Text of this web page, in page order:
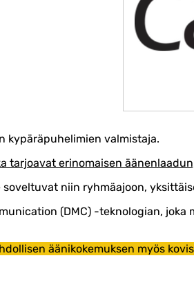
kypäräpuhelimien valmistaja.
erinomaisen
niin ryhmäajoon,
(DMC) -teknologian,
äänikokemuksen myös